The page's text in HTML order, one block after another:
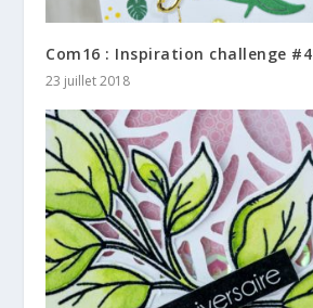
Com16 : Inspiration challenge #4
23 juillet 2018